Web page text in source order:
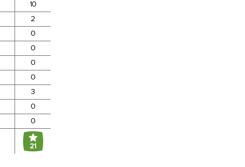
10
2
0
0
0
0
3
0
0
21